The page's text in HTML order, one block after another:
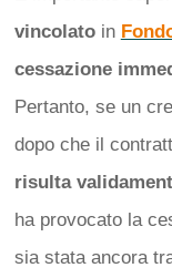
vincolatoin
cessazione
Pertanto, se un
dopo che il
risulta
ha provocato la
sia stata ancora